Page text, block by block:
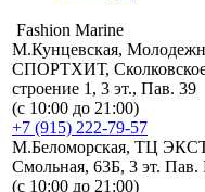
Fashion Marine
М.Кунцевская,
СПОРТХИТ,
строение 1, 3 эт., Пав. 39
(с 10:00 до 21:00)
+7 (915) 222-79-57
М.Беломорская, ТЦ
Смольная, 63Б, 3 эт. Пав.
(с 10:00 до 21:00)